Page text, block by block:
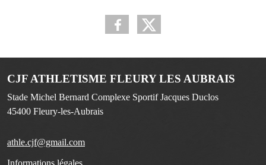
CJF ATHLETISME FLEURY LES AUBRAIS
Stade Michel Bernard Complexe Sportif Jacques Duclos
45400 Fleury-les-Aubrais
athle.cjf@gmail.com
Informations légales